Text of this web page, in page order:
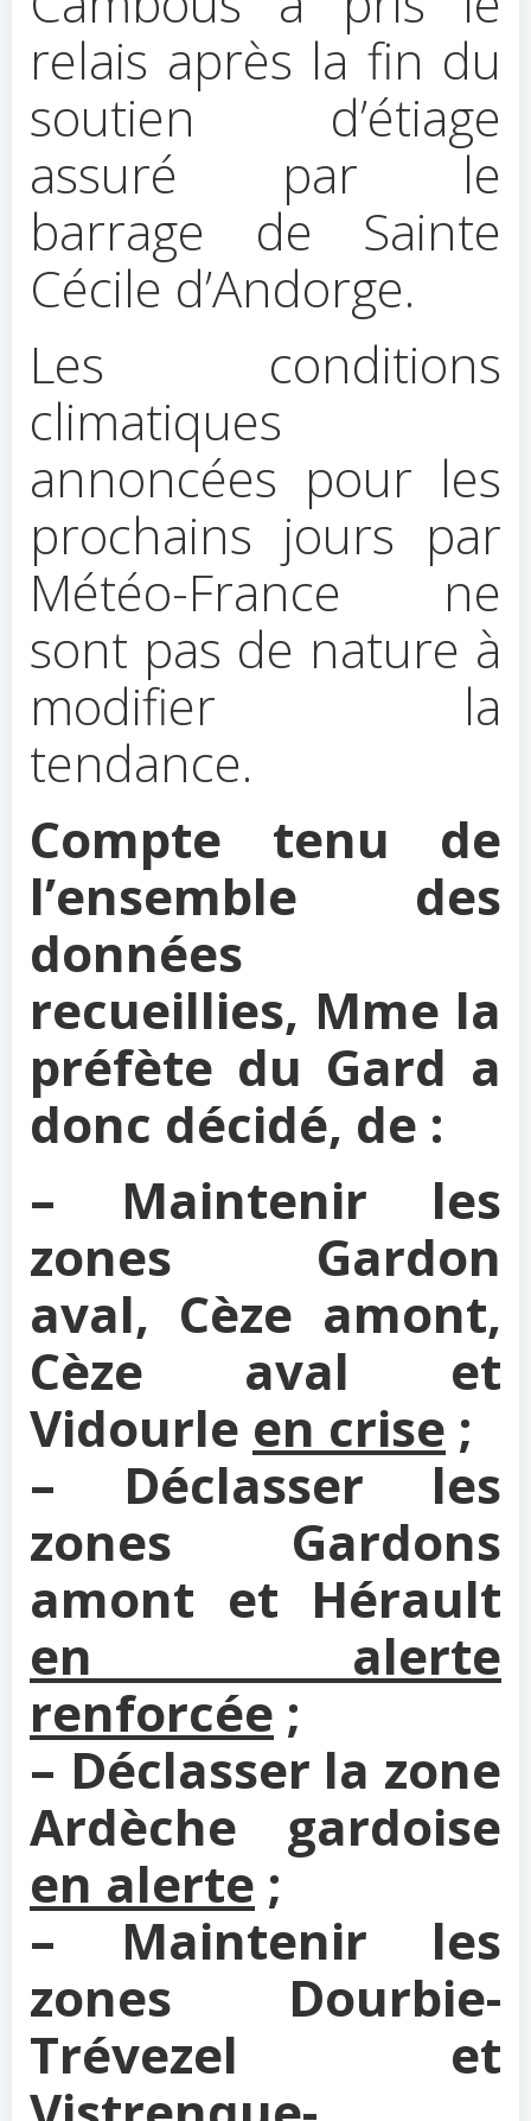
relais après la fin du
soutien d’étiage
assuré par le
barrage de Sainte
Cécile d’Andorge.
Les conditions
climatiques
annoncées pour les
prochains jours par
Météo-France ne
sont pas de nature à
modifier la
tendance.
Compte tenu de
l’ensemble des
données
recueillies, Mme la
préfète du Gard a
donc décidé, de :
– Maintenir les
zones Gardon
aval, Cèze amont,
Cèze aval et
Vidourle en crise ;
– Déclasser les
zones Gardons
amont et Hérault
en alerte
renforcée ;
– Déclasser la zone
Ardèche gardoise
en alerte ;
– Maintenir les
zones Dourbie-
Trévezel et